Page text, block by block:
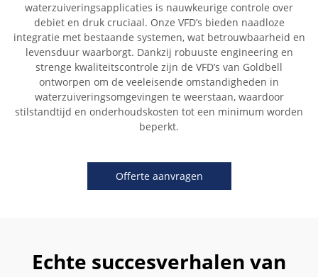
waterzuiveringsapplicaties is nauwkeurige controle over
debiet en druk cruciaal. Onze VFD’s bieden naadloze
integratie met bestaande systemen, wat betrouwbaarheid en
levensduur waarborgt. Dankzij robuuste engineering en
strenge kwaliteitscontrole zijn de VFD’s van Goldbell
ontworpen om de veeleisende omstandigheden in
waterzuiveringsomgevingen te weerstaan, waardoor
stilstandtijd en onderhoudskosten tot een minimum worden
beperkt.
Offerte aanvragen
Echte succesverhalen van